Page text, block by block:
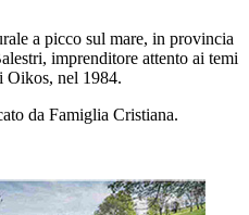
a picco sul mare, in provincia
imprenditore attento ai temi
Oikos, nel 1984.
da Famiglia Cristiana.